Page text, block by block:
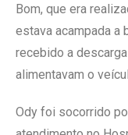
Bom, que era
estava acampada a
recebido a
alimentavam o
Ody foi socorrido